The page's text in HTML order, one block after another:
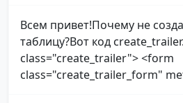
Всем привет!Почему не
таблицу?Вот код
class="create_trailer"> <form
class="create_trailer_form"